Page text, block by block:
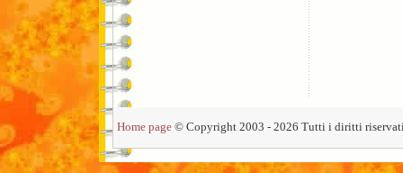
Home page © Copyright 2003 - 2026 Tutti i diritti